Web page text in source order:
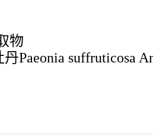
物
Paeonia suffruticosa